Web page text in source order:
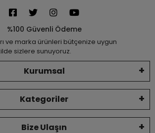
%100 Güvenli Ödeme
ve marka ürünleri bütçenize uygun
sizlere sunuyoruz.
Kurumsal
Kategoriler
Bize Ulaşın